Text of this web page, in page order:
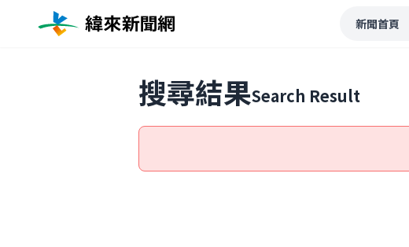
新聞首頁
搜尋結果Search Result